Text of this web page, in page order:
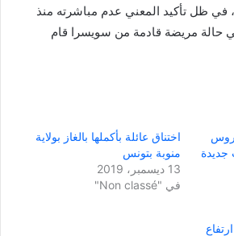
في ظل تأكيد المعني عدم مباشرته منذ
حالة مريضة قادمة من سويسرا قام
10 حالات جديدة
اختناق عائلة بأكملها بالغاز بولاية
منوبة بتونس
13 ديسمبر، 2019
في "Non classé"